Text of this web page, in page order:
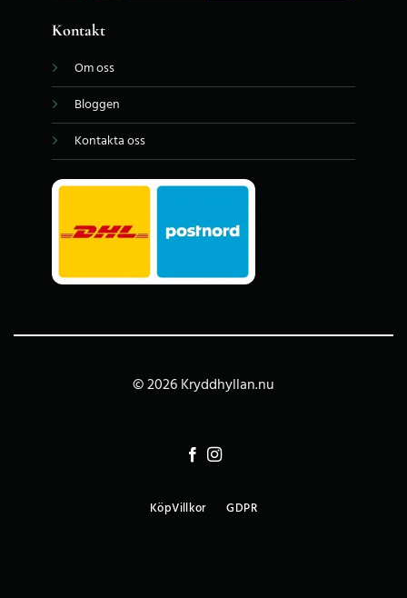
Kontakt
Om oss
Bloggen
Kontakta oss
© 2026 Kryddhyllan.nu
KöpVillkor GDPR